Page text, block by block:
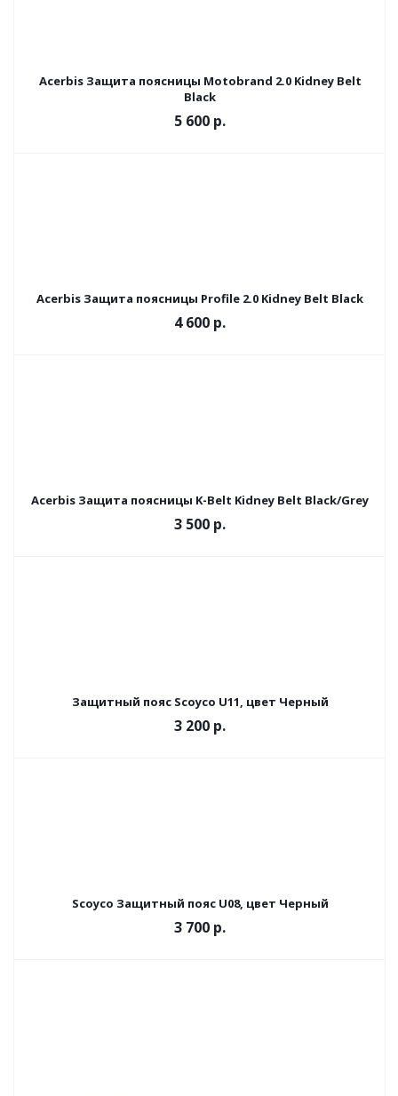
Acerbis Защита поясницы Motobrand 2.0 Kidney Belt
Black
5 600 р.
Acerbis Защита поясницы Profile 2.0 Kidney Belt Black
4 600 р.
Acerbis Защита поясницы K-Belt Kidney Belt Black/Grey
3 500 р.
Защитный пояс Scoyco U11, цвет Черный
3 200 р.
Scoyco Защитный пояс U08, цвет Черный
3 700 р.